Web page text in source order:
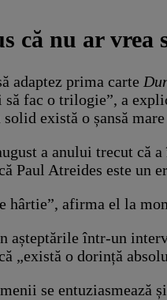
că nu ar vrea
adaptez prima carte
să fac o trilogie”, a
există o șansă
a anului trecut că
Paul Atreides este un
hârtie”, afirma el la
așteptările într-un
„există o dorință
se entuziasmează